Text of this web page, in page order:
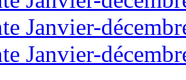
Janvier-
Janvier-